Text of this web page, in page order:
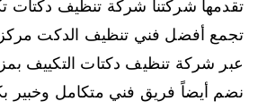
تقدمها شركتنا شركة تنظيف دكتات
تجمع أفضل فني تنظيف الدكت
عبر شركة تنظيف دكتات التكييف
نضم أيضاً فريق فني متكامل وخبير